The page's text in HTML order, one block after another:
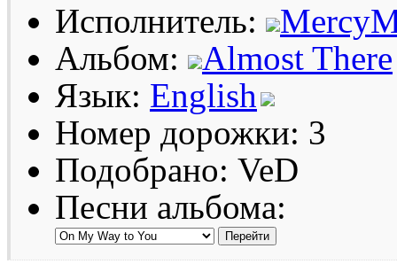
Исполнитель:
Альбом:
Almost There
Язык: English
Номер дорожки: 3
Подобрано: VeD
Песни альбома: